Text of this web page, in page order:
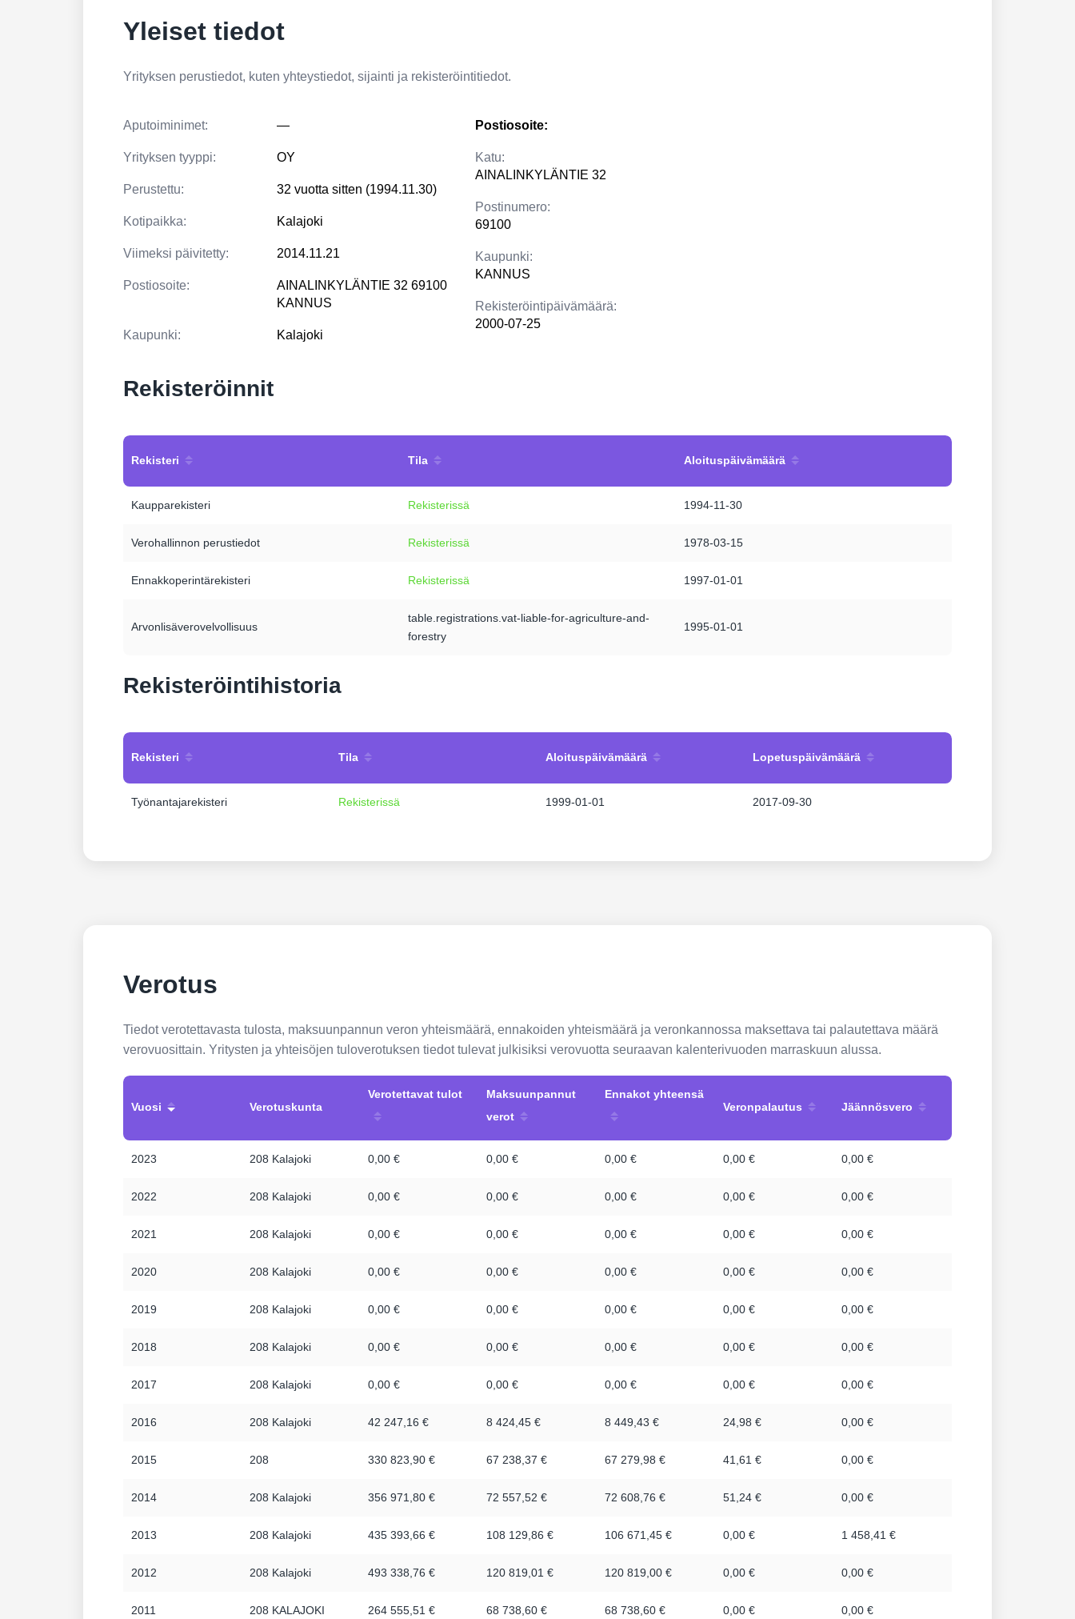
Yleiset tiedot
Yrityksen perustiedot, kuten yhteystiedot, sijainti ja rekisteröintitiedot.
Aputoiminimet: —
Yrityksen tyyppi: OY
Perustettu: 32 vuotta sitten (1994.11.30)
Kotipaikka: Kalajoki
Viimeksi päivitetty: 2014.11.21
Postiosoite:
AINALINKYLÄNTIE 32 69100
KANNUS
Kaupunki: Kalajoki
Postiosoite:
Katu:
AINALINKYLÄNTIE 32
Postinumero:
69100
Kaupunki:
KANNUS
Rekisteröintipäivämäärä:
2000-07-25
Rekisteröinnit
Rekisteri Tila Aloituspäivämäärä
Kaupparekisteri Rekisterissä 1994-11-30
Verohallinnon perustiedot Rekisterissä 1978-03-15
Ennakkoperintärekisteri Rekisterissä 1997-01-01
Arvonlisäverovelvollisuus
table.registrations.vat-liable-for-agriculture-and-
forestry
1995-01-01
Rekisteröintihistoria
Rekisteri Tila Aloituspäivämäärä Lopetuspäivämäärä
Työnantajarekisteri Rekisterissä 1999-01-01 2017-09-30
Verotus
Tiedot verotettavasta tulosta, maksuunpannun veron yhteismäärä, ennakoiden yhteismäärä ja veronkannossa maksettava tai palautettava määrä
verovuosittain. Yritysten ja yhteisöjen tuloverotuksen tiedot tulevat julkisiksi verovuotta seuraavan kalenterivuoden marraskuun alussa.
Vuosi Verotuskunta
Verotettavat tulot
Maksuunpannut
verot
Ennakot yhteensä
Veronpalautus
Jäännösvero
2023 208 Kalajoki 0,00 € 0,00 € 0,00 € 0,00 € 0,00 €
2022 208 Kalajoki 0,00 € 0,00 € 0,00 € 0,00 € 0,00 €
2021 208 Kalajoki 0,00 € 0,00 € 0,00 € 0,00 € 0,00 €
2020 208 Kalajoki 0,00 € 0,00 € 0,00 € 0,00 € 0,00 €
2019 208 Kalajoki 0,00 € 0,00 € 0,00 € 0,00 € 0,00 €
2018 208 Kalajoki 0,00 € 0,00 € 0,00 € 0,00 € 0,00 €
2017 208 Kalajoki 0,00 € 0,00 € 0,00 € 0,00 € 0,00 €
2016 208 Kalajoki 42 247,16 € 8 424,45 € 8 449,43 € 24,98 € 0,00 €
2015 208 330 823,90 € 67 238,37 € 67 279,98 € 41,61 € 0,00 €
2014 208 Kalajoki 356 971,80 € 72 557,52 € 72 608,76 € 51,24 € 0,00 €
2013 208 Kalajoki 435 393,66 € 108 129,86 € 106 671,45 € 0,00 € 1 458,41 €
2012 208 Kalajoki 493 338,76 € 120 819,01 € 120 819,00 € 0,00 € 0,00 €
2011 208 KALAJOKI 264 555,51 € 68 738,60 € 68 738,60 € 0,00 € 0,00 €